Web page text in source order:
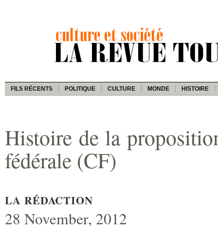
FILS RÉCENTS POLITIQUE CULTURE MONDE HISTOIRE
Histoire de la
fédérale (CF)
LA RÉDACTION
28 November, 2012